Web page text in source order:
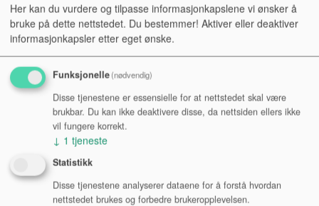
ETUI, KLARINETT
m/RYGGSEKKSELE 708-110
Kr 1 090,-
Antall:
Her kan du vurdere og tilpasse informasjonkapslene vi ønsker å
bruke på dette nettstedet. Du bestemmer! Aktiver eller deaktiver
informasjonkapsler etter eget ønske.
Funksjonelle(nødvendig)
Disse tjenestene er essensielle for at nettstedet skal være
brukbar. Du kan ikke deaktivere disse, da nettsiden ellers ikke
vil fungere korrekt.
↓ 1 tjeneste
Statistikk
Disse tjenestene analyserer dataene for å forstå hvordan
nettstedet brukes og forbedre brukeropplevelsen.